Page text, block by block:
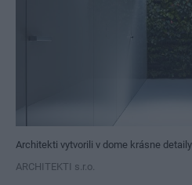
Architekti vytvorili v dome krásne detaily.
ARCHITEKTI s.r.o.